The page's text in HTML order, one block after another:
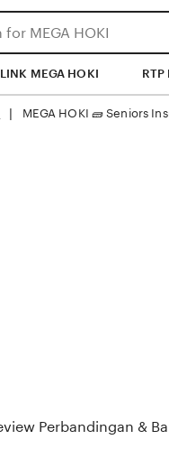
LINK MEGA HOKI RTP
MEGA HOKI 🧱 Seniors